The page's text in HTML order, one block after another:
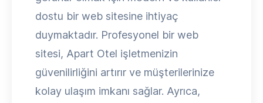
dostu bir web sitesine ihtiyaç
duymaktadır. Profesyonel bir web
sitesi, Apart Otel işletmenizin
güvenilirliğini artırır ve müşterilerinize
kolay ulaşım imkanı sağlar. Ayrıca,